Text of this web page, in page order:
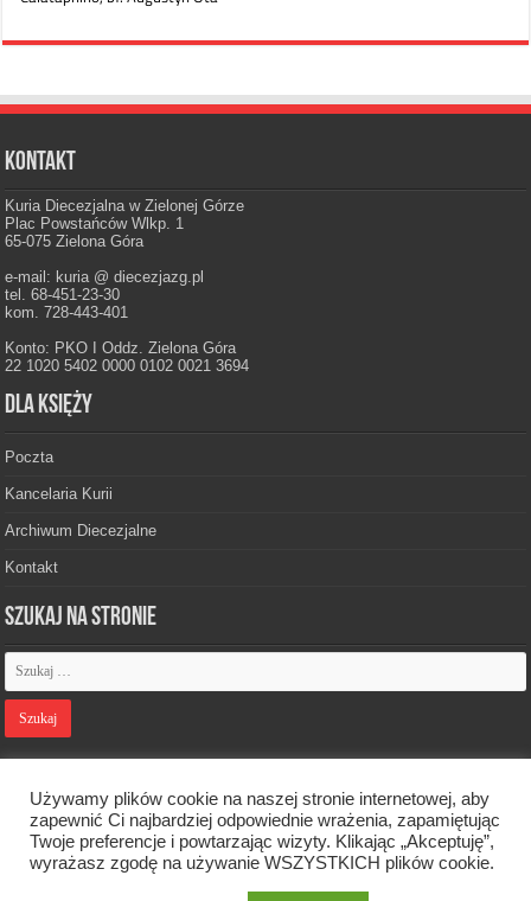
Kontakt
Kuria Diecezjalna w Zielonej Górze
Plac Powstańców Wlkp. 1
65-075 Zielona Góra
e-mail: kuria @ diecezjazg.pl
tel. 68-451-23-30
kom. 728-443-401
Konto: PKO I Oddz. Zielona Góra
22 1020 5402 0000 0102 0021 3694
Dla księży
Poczta
Kancelaria Kurii
Archiwum Diecezjalne
Kontakt
Szukaj na stronie
Designed by Webdawid
Używamy plików cookie na naszej stronie internetowej, aby
zapewnić Ci najbardziej odpowiednie wrażenia, zapamiętując
Twoje preferencje i powtarzając wizyty. Klikając „Akceptuję”,
wyrażasz zgodę na używanie WSZYSTKICH plików cookie.